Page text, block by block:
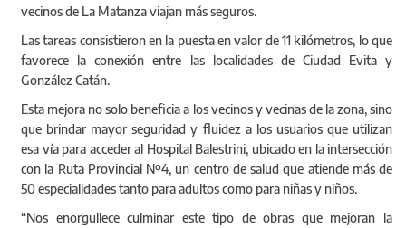
vecinos de La Matanza viajan más seguros.
Las tareas consistieron en la puesta en valor de 11 kilómetros, lo que
favorece la conexión entre las localidades de Ciudad Evita y
González Catán.
Esta mejora no solo beneficia a los vecinos y vecinas de la zona, sino
que brindar mayor seguridad y fluidez a los usuarios que utilizan
esa vía para acceder al Hospital Balestrini, ubicado en la intersección
con la Ruta Provincial Nº4, un centro de salud que atiende más de
50 especialidades tanto para adultos como para niñas y niños.
“Nos enorgullece culminar este tipo de obras que mejoran la